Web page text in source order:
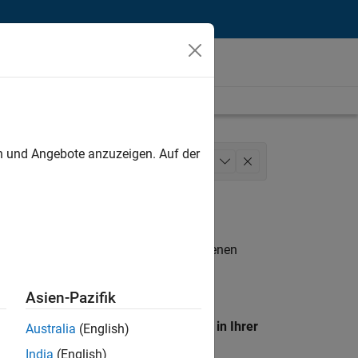
Marketing Services
. Wenn Sie noch immer keine offenen
unseres
Standort, um alle Stellenangebote in Ihrer
Angebote anzuzeigen. Auf der
Asien-Pazifik
Australia (English)
India (English)